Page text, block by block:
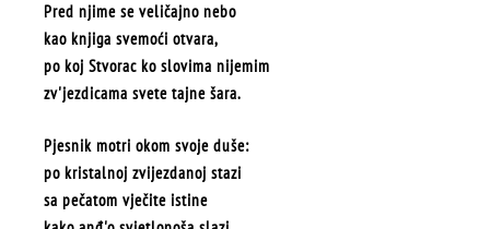
Pred njime se veličajno nebo
kao knjiga svemoći otvara,
po koj Stvorac ko slovima nijemim
zv'jezdicama svete tajne šara.
Pjesnik motri okom svoje duše:
po kristalnoj zvijezdanoj stazi
sa pečatom vječite istine